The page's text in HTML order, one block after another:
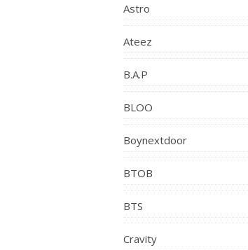
Astro
Ateez
B.A.P
BLOO
Boynextdoor
BTOB
BTS
Cravity